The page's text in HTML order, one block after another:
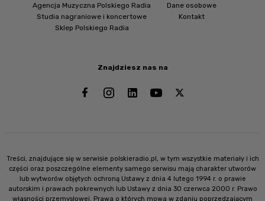
Znajdziesz nas na
Agencja Muzyczna Polskiego Radia
Studia nagraniowe i koncertowe
Sklep Polskiego Radia
Dane osobowe
Kontakt
Treści, znajdujące się w serwisie polskieradio.pl, w tym wszystkie materiały i ich
części oraz poszczególne elementy samego serwisu mają charakter utworów
lub wytworów objętych ochroną Ustawy z dnia 4 lutego 1994 r. o prawie
autorskim i prawach pokrewnych lub Ustawy z dnia 30 czerwca 2000 r. Prawo
własności przemysłowej. Prawa o których mowa w zdaniu poprzedzającym